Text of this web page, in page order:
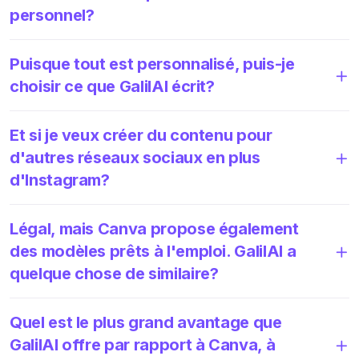
personnel?
Puisque tout est personnalisé, puis-je
choisir ce que GalilAI écrit?
Et si je veux créer du contenu pour
d'autres réseaux sociaux en plus
d'Instagram?
Légal, mais Canva propose également
des modèles prêts à l'emploi. GalilAI a
quelque chose de similaire?
Quel est le plus grand avantage que
GalilAI offre par rapport à Canva, à